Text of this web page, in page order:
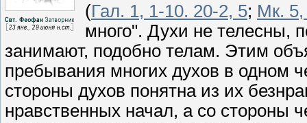
(Гал. 1, 1-10. 20-2, 5; Мк. 5,
много". Духи не телесны,
занимают, подобно телам. Этим
пребывания многих духов в одном
стороны духов понятна из их
нравственных начал, а со стороны